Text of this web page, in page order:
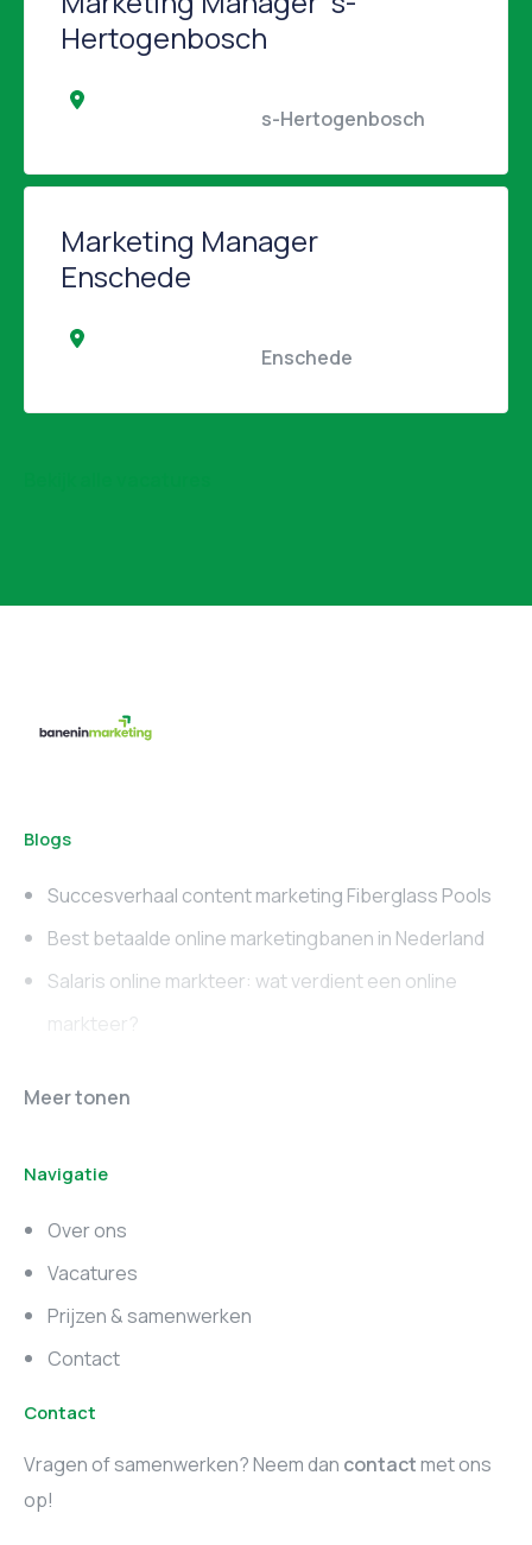
Hertogenbosch
Marketing Manager
Enschede
Blogs
Succesverhaal content marketing Fiberglass Pools
Best betaalde online marketingbanen in Nederland
Salaris online markteer: wat verdient een online
markteer?
Online marketing
Marketing vacatures
Zuid-Holland
Marketing vacatures
Utrecht
Meer tonen
Navigatie
Over ons
Vacatures
Prijzen & samenwerken
Contact
Contact
Vragen of samenwerken? Neem dan contactmet ons
op!